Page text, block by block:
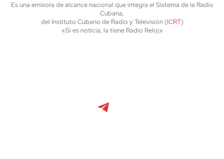
Es una emisora de alcance nacional que integra el Sistema de la Radio
Cubana,
del Instituto Cubano de Radio y Televisión (ICRT)
«Si es noticia, la tiene Radio Reloj»